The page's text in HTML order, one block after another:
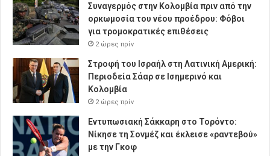
Συναγερμός στην Κολομβία πριν από την
ορκωμοσία του νέου προέδρου: Φόβοι
για τρομοκρατικές επιθέσεις
2 ώρες πρίν
Στροφή του Ισραήλ στη Λατινική Αμερική:
Περιοδεία Σάαρ σε Ισημερινό και
Κολομβία
2 ώρες πρίν
Εντυπωσιακή Σάκκαρη στο Τορόντο:
Νίκησε τη Σονμέζ και έκλεισε «ραντεβού»
με την Γκοφ